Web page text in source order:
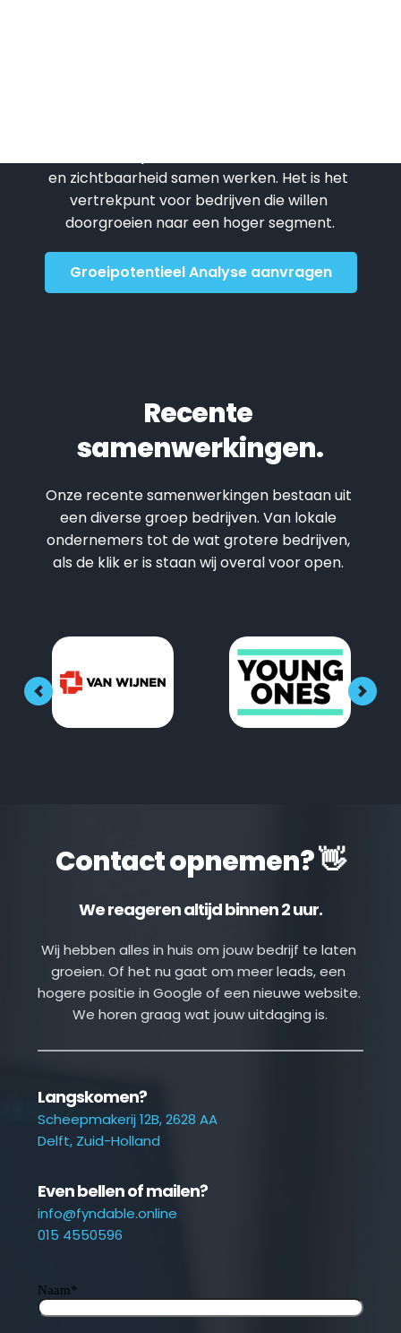
en zichtbaarheid samen werken. Het is het
vertrekpunt voor bedrijven die willen
doorgroeien naar een hoger segment.
Groeipotentieel Analyse aanvragen
Recente
samenwerkingen.
Onze recente samenwerkingen bestaan uit
een diverse groep bedrijven. Van lokale
ondernemers tot de wat grotere bedrijven,
als de klik er is staan wij overal voor open.
Contact opnemen? 👋
We reageren altijd binnen 2 uur.
Wij hebben alles in huis om jouw bedrijf te laten
groeien. Of het nu gaat om meer leads, een
hogere positie in Google of een nieuwe website.
We horen graag wat jouw uitdaging is.
Langskomen?
Scheepmakerij 12B, 2628 AA
Delft, Zuid-Holland
Even bellen of mailen?
info@fyndable.online
015 4550596
Naam*